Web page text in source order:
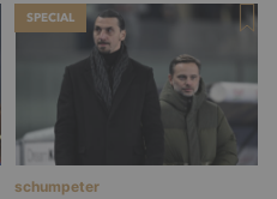
SPECIAL
schumpeter